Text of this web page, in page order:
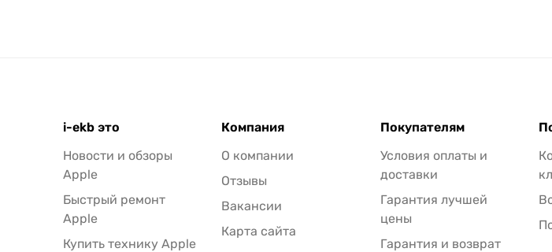
i-ekb это
Новости и обзоры
Apple
Быстрый ремонт
Apple
Купить технику Apple
Компания
О компании
Отзывы
Вакансии
Карта сайта
Покупателям
Условия оплаты и
доставки
Гарантия лучшей
цены
Гарантия и возврат